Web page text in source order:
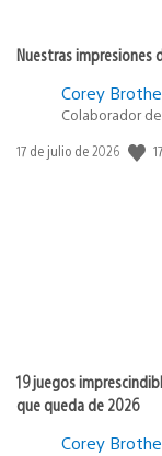
Nuestras impresiones
Corey
Colaborador
Fecha
17 de julio de 2026 17
19 juegos
que queda de 2026
Corey